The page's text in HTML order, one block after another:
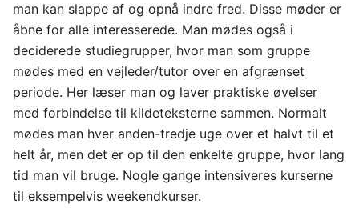
man kan slappe af og opnå indre fred. Disse møder er
åbne for alle interesserede. Man mødes også i
deciderede studiegrupper, hvor man som gruppe
mødes med en vejleder/tutor over en afgrænset
periode. Her læser man og laver praktiske øvelser
med forbindelse til kildeteksterne sammen. Normalt
mødes man hver anden-tredje uge over et halvt til et
helt år, men det er op til den enkelte gruppe, hvor lang
tid man vil bruge. Nogle gange intensiveres kurserne
til eksempelvis weekendkurser.